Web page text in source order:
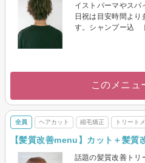
イストパーマやス
日祝は目安時間より
す。シャンプー込
このメニュ
全員 ヘアカット 縮毛矯正 トリート
【髪質改善menu】カット＋髪
話題の髪質改善トリ